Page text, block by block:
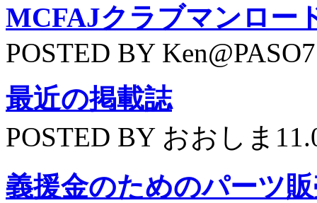
MCFAJクラブマンロー
POSTED BY
最近の掲載誌
POSTED BY おおしま
義援金のためのパーツ